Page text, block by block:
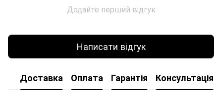
Додайте перший відгук
Написати відгук
Доставка Оплата Гарантія Консультація